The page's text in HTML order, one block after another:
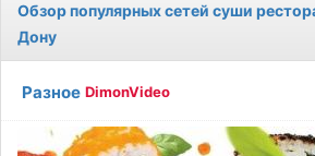
Обзор популярных сетей суши
Дону
Разное DimonVideo